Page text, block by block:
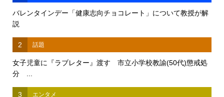
バレンタインデー「健康志向チョコレート」について教授が解
説
2 話題
女子児童に『ラブレター』渡す 市立小学校教諭(50代)懲戒処
分 ...
3 エンタメ